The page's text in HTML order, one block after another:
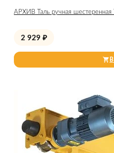
АРХИВ Таль ручная
2 929 ₽